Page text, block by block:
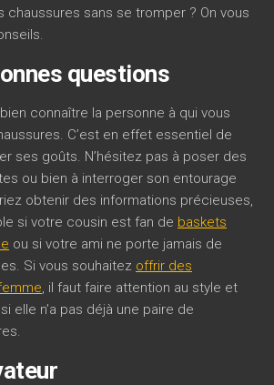
sans se tromper ? On vous
questions
connaître la personne à qui vous
C’est en effet essentiel de
ses goûts. N’hésitez pas à poser des
ou bien à interroger son entourage
obtenir des informations précieuses,
si votre cousin est fan de baskets
ou si votre ami ne porte jamais de
Si vous souhaitez offrir des
, il faut faire attention au style et
elle n’a pas déjà une paire de